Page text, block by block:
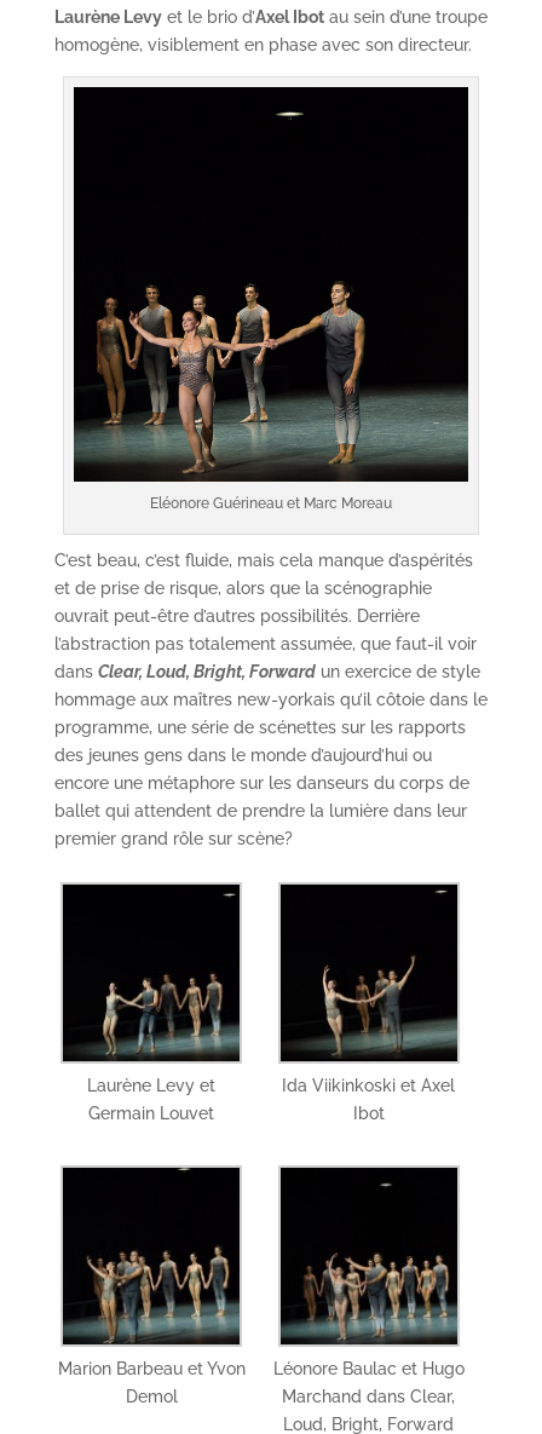
Laurène Levyet le brio d’Axel Ibotau sein d’une troupe
homogène, visiblement en phase avec son directeur.
Eléonore Guérineau et Marc Moreau
C’est beau, c’est fluide, mais cela manque d’aspérités
et de prise de risque, alors que la scénographie
ouvrait peut-être d’autres possibilités. Derrière
l’abstraction pas totalement assumée, que faut-il voir
dans Clear, Loud, Bright, Forwardun exercice de style
hommage aux maîtres new-yorkais qu’il côtoie dans le
programme, une série de scénettes sur les rapports
des jeunes gens dans le monde d’aujourd’hui ou
encore une métaphore sur les danseurs du corps de
ballet qui attendent de prendre la lumière dans leur
premier grand rôle sur scène?
Laurène Levy et
Germain Louvet
Ida Viikinkoski et Axel
Ibot
Marion Barbeau et Yvon
Demol
Léonore Baulac et Hugo
Marchand dans Clear,
Loud, Bright, Forward